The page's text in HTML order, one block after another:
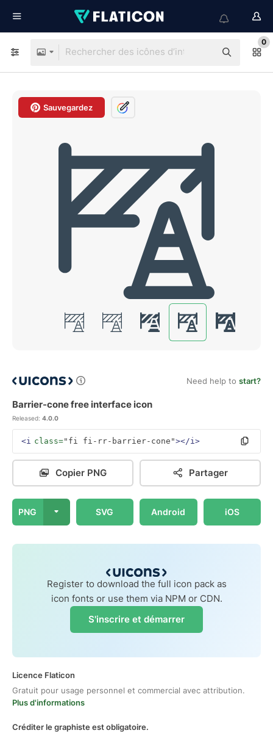
0
Sauvegardez
Need help to start?
Barrier-cone free interface icon
Released: 4.0.0
<i class="fi fi-rr-barrier-cone"></i>
Copier PNG Partager
PNG SVG Android iOS
Register to download the full icon pack as
icon fonts or use them via NPM or CDN.
S'inscrire et démarrer
Licence Flaticon
Gratuit pour usage personnel et commercial avec attribution.
Plus d'informations
Créditer le graphiste est obligatoire.